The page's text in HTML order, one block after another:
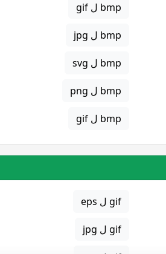
bmp ل gif
bmp ل jpg
bmp ل svg
bmp ل png
bmp ل gif
gif ل eps
gif ل jpg